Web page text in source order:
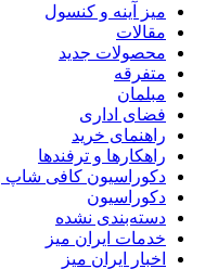
میز آینه و کنسول
مقالات
محصولات جدید
متفرقه
مبلمان
فضای اداری
راهنمای خرید
راهکارها و ترفندها
دکوراسیون کافی شاپ
دکوراسیون
دسته‌بندی نشده
خدمات ایران میز
اخبار ایران میز